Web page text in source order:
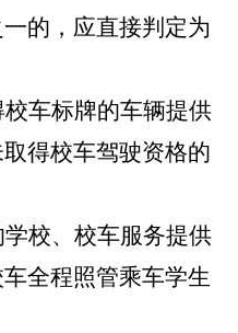
的，应直接判定为
车标牌的车辆提供
得校车驾驶资格的
校、校车服务提供
全程照管乘车学生